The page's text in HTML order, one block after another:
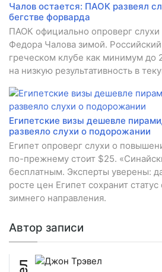
Чалов остается: ПАОК развеял
бегстве форварда
ПАОК официально опроверг
Федора Чалова зимой.
греческом клубе как минимум до
на низкую результативность в
Египетские визы дешевле
развеяло слухи о подорожании
Египет опроверг слухи о
по-прежнему стоит $25.
бесплатным. Эксперты уверены:
росте цен Египет сохранит
зимнего направления.
Автор записи